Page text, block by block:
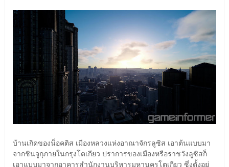
บ้านเกิดของน็อคติส เมืองหลวงแห่งอาณาจักรลูซิส เอาต้นแบบมา
จากชินจูกุภายในกรุงโตเกียว ปราการของเมืองหรือราชวังลูซิสก็
เอาแบบมาจากอาคารสำนักงานบริหารมหานครโตเกียว ซึ่งตั้งอยู่